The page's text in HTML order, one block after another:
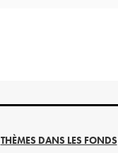
THÈMES DANS LES FONDS